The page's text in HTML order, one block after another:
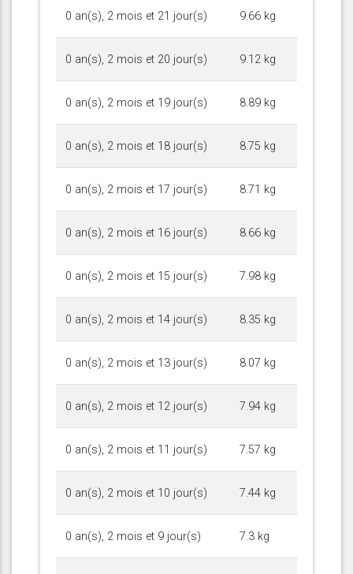
0 an(s), 2 mois et 21 jour(s) 9.66 kg
0 an(s), 2 mois et 20 jour(s) 9.12 kg
0 an(s), 2 mois et 19 jour(s) 8.89 kg
0 an(s), 2 mois et 18 jour(s) 8.75 kg
0 an(s), 2 mois et 17 jour(s) 8.71 kg
0 an(s), 2 mois et 16 jour(s) 8.66 kg
0 an(s), 2 mois et 15 jour(s) 7.98 kg
0 an(s), 2 mois et 14 jour(s) 8.35 kg
0 an(s), 2 mois et 13 jour(s) 8.07 kg
0 an(s), 2 mois et 12 jour(s) 7.94 kg
0 an(s), 2 mois et 11 jour(s) 7.57 kg
0 an(s), 2 mois et 10 jour(s) 7.44 kg
0 an(s), 2 mois et 9 jour(s) 7.3 kg